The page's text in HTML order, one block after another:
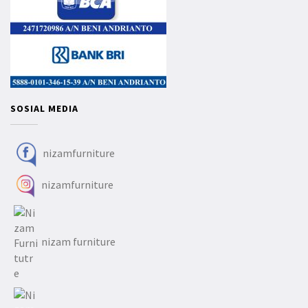
SOSIAL MEDIA
nizamfurniture
nizamfurniture
nizam furniture